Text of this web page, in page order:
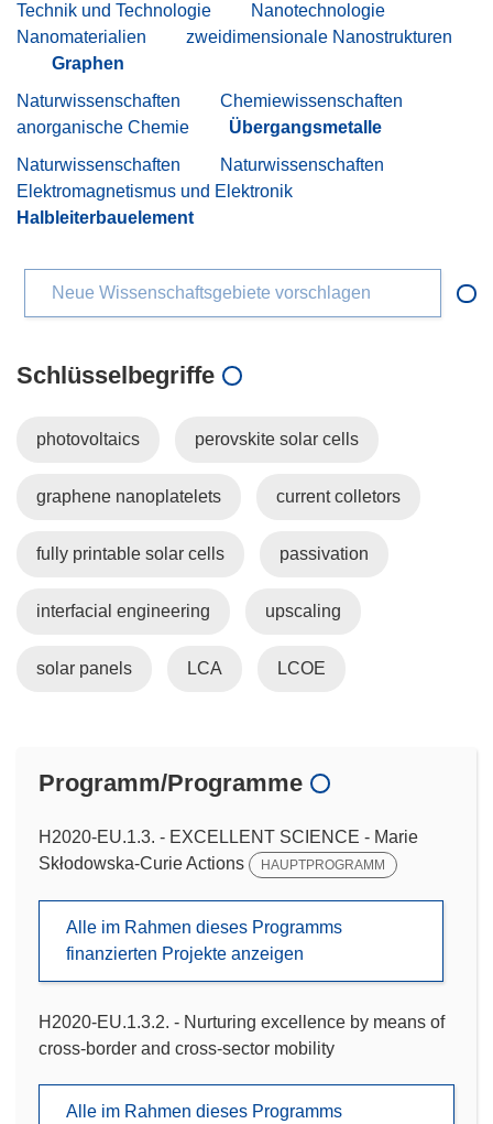
Technik und Technologie
Nanotechnologie
Nanomaterialien
zweidimensionale Nanostrukturen
Graphen
Naturwissenschaften
Chemiewissenschaften
anorganische Chemie
Übergangsmetalle
Naturwissenschaften
Naturwissenschaften
Elektromagnetismus und Elektronik
Halbleiterbauelement
Neue Wissenschaftsgebiete vorschlagen
Schlüsselbegriffe
photovoltaics perovskite solar cells
graphene nanoplatelets current colletors
fully printable solar cells passivation
interfacial engineering upscaling
solar panels LCA LCOE
Programm/Programme
H2020-EU.1.3. - EXCELLENT SCIENCE - Marie
Skłodowska-Curie Actions
HAUPTPROGRAMM
Alle im Rahmen dieses Programms
finanzierten Projekte anzeigen
H2020-EU.1.3.2. - Nurturing excellence by means of
cross-border and cross-sector mobility
Alle im Rahmen dieses Programms